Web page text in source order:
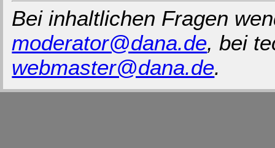
Bei inhaltlichen Fragen
moderator@dana.de, bei
webmaster@dana.de.